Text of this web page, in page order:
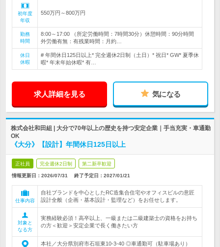
初年度
年収
550万円～800万円
勤務
時間
8:00～17:00 （所定労働時間：7時間30分）休憩時間：90分時間
外労働有無：有残業時間：月約…
休日
休暇
# 年間休日125日以上* 完全週休2日制（土日）* 祝日* GW* 夏季休
暇* 年末年始休暇* 有…
求人詳細を見る 気になる
株式会社和田組 | 大分で70年以上の歴史を持つ安定企業｜手当充実・車通勤
OK
《大分》【設計】年間休日125日以上
正社員 完全週休2日制 第二新卒歓迎
情報更新日：2026/07/31 終了予定日： 2027/01/21
仕事内容
自社ブランドを中心としたRC造集合住宅やオフィスビルの意匠
設計全般（企画・基本設計・監理など）をお任せします。
対象と
なる方
実務経験必須！高卒以上、一級または二級建築士の資格をお持ち
の方＜歓迎＞安定企業で長く働きたい方
本社／大分県別府市石垣東10-3-40 ◎車通勤可（駐車場あり）